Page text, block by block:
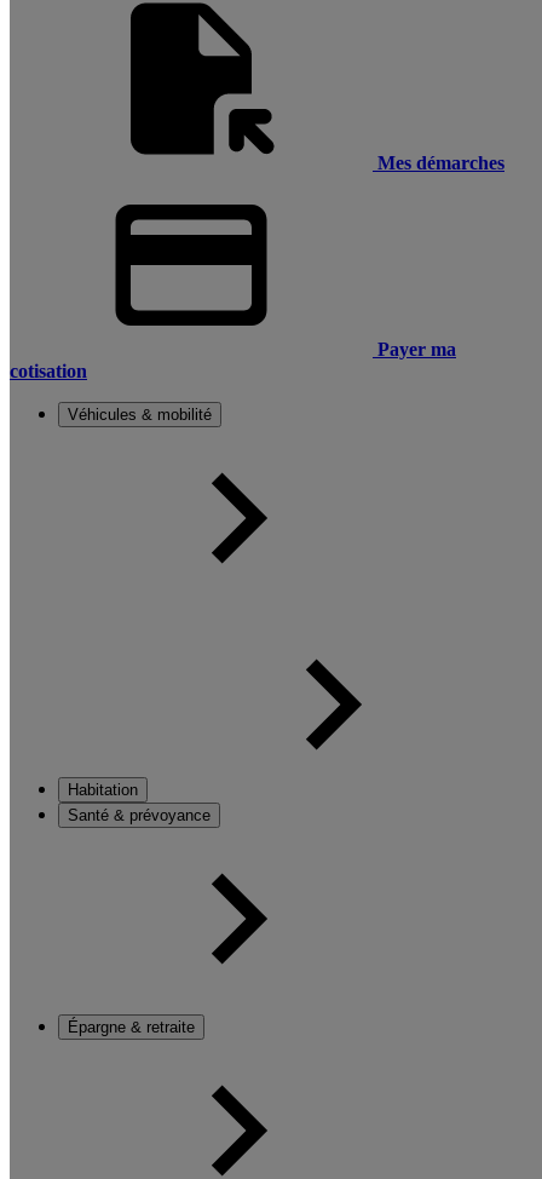
Mes démarches
Payer ma
cotisation
Véhicules & mobilité
Habitation
Santé & prévoyance
Épargne & retraite